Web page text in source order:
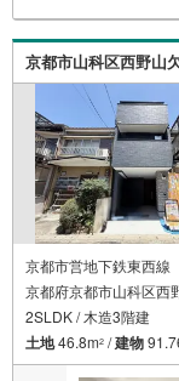
京都市山科区西野山
京都市営地下鉄東西線
京都府京都市山科区西
2SLDK / 木造3階建
土地46.8m2 /建物